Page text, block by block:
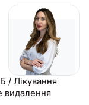
Лікування